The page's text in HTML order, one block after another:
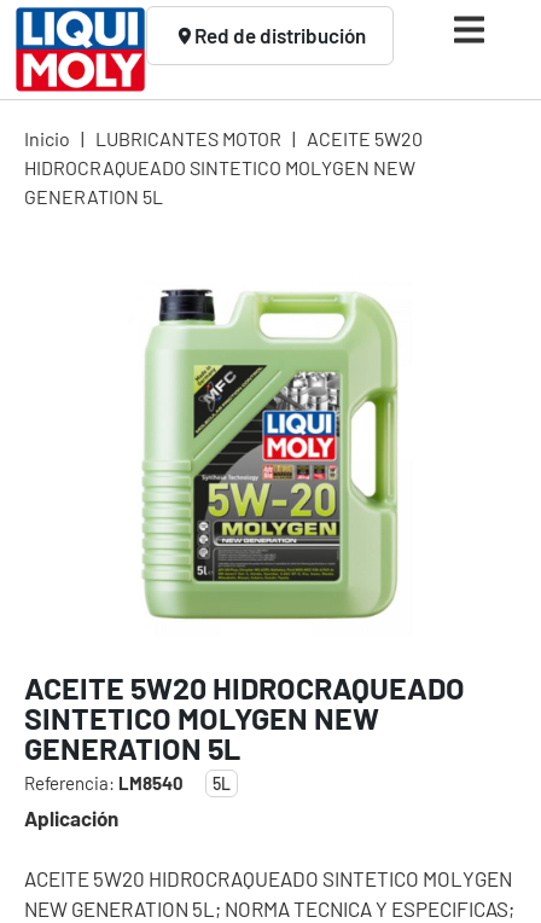
Red de distribución
Inicio | LUBRICANTES MOTOR | ACEITE 5W20
HIDROCRAQUEADO SINTETICO MOLYGEN NEW
GENERATION 5L
ACEITE 5W20 HIDROCRAQUEADO
SINTETICO MOLYGEN NEW
GENERATION 5L
Referencia: LM8540 5L
Aplicación
ACEITE 5W20 HIDROCRAQUEADO SINTETICO MOLYGEN
NEW GENERATION 5L; NORMA TECNICA Y ESPECIFICAS;